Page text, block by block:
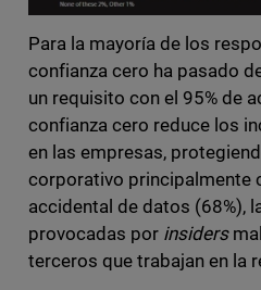
Para la mayoría de los
confianza cero ha pasado
un requisito con el 95% de
confianza cero reduce los
en las empresas,
corporativo principalmente
accidental de datos (68%),
provocadas por insiders
terceros que trabajan en la